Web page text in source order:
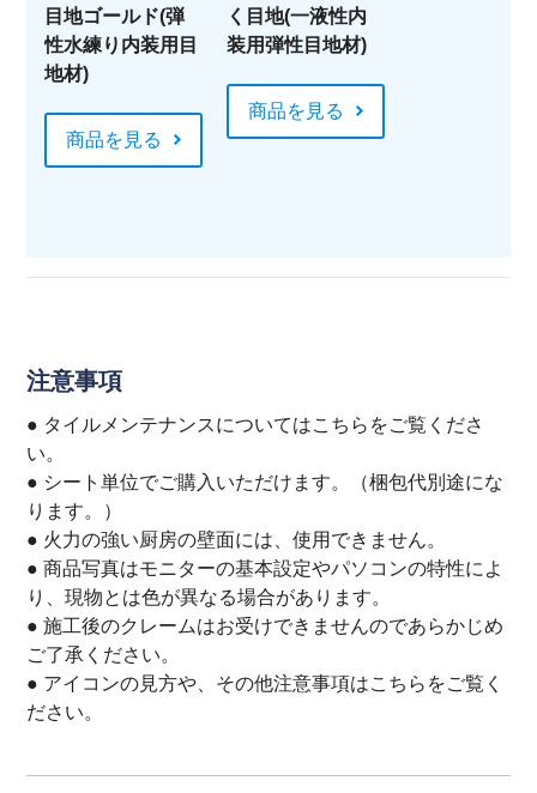
目地ゴールド(弾
性水練り内装用目
地材)
商品を見る
く目地(一液性内
装用弾性目地材)
商品を見る
注意事項
● タイルメンテナンスについてはこちら をご覧くださ
い。
● シート単位でご購入いただけます。（梱包代別途にな
ります。）
● 火力の強い厨房の壁面には、使用できません。
● 商品写真はモニターの基本設定やパソコンの特性によ
り、現物とは色が異なる場合があります。
● 施工後のクレームはお受けできませんのであらかじめ
ご了承ください。
● アイコンの見方や、その他注意事項はこちら をご覧く
ださい。